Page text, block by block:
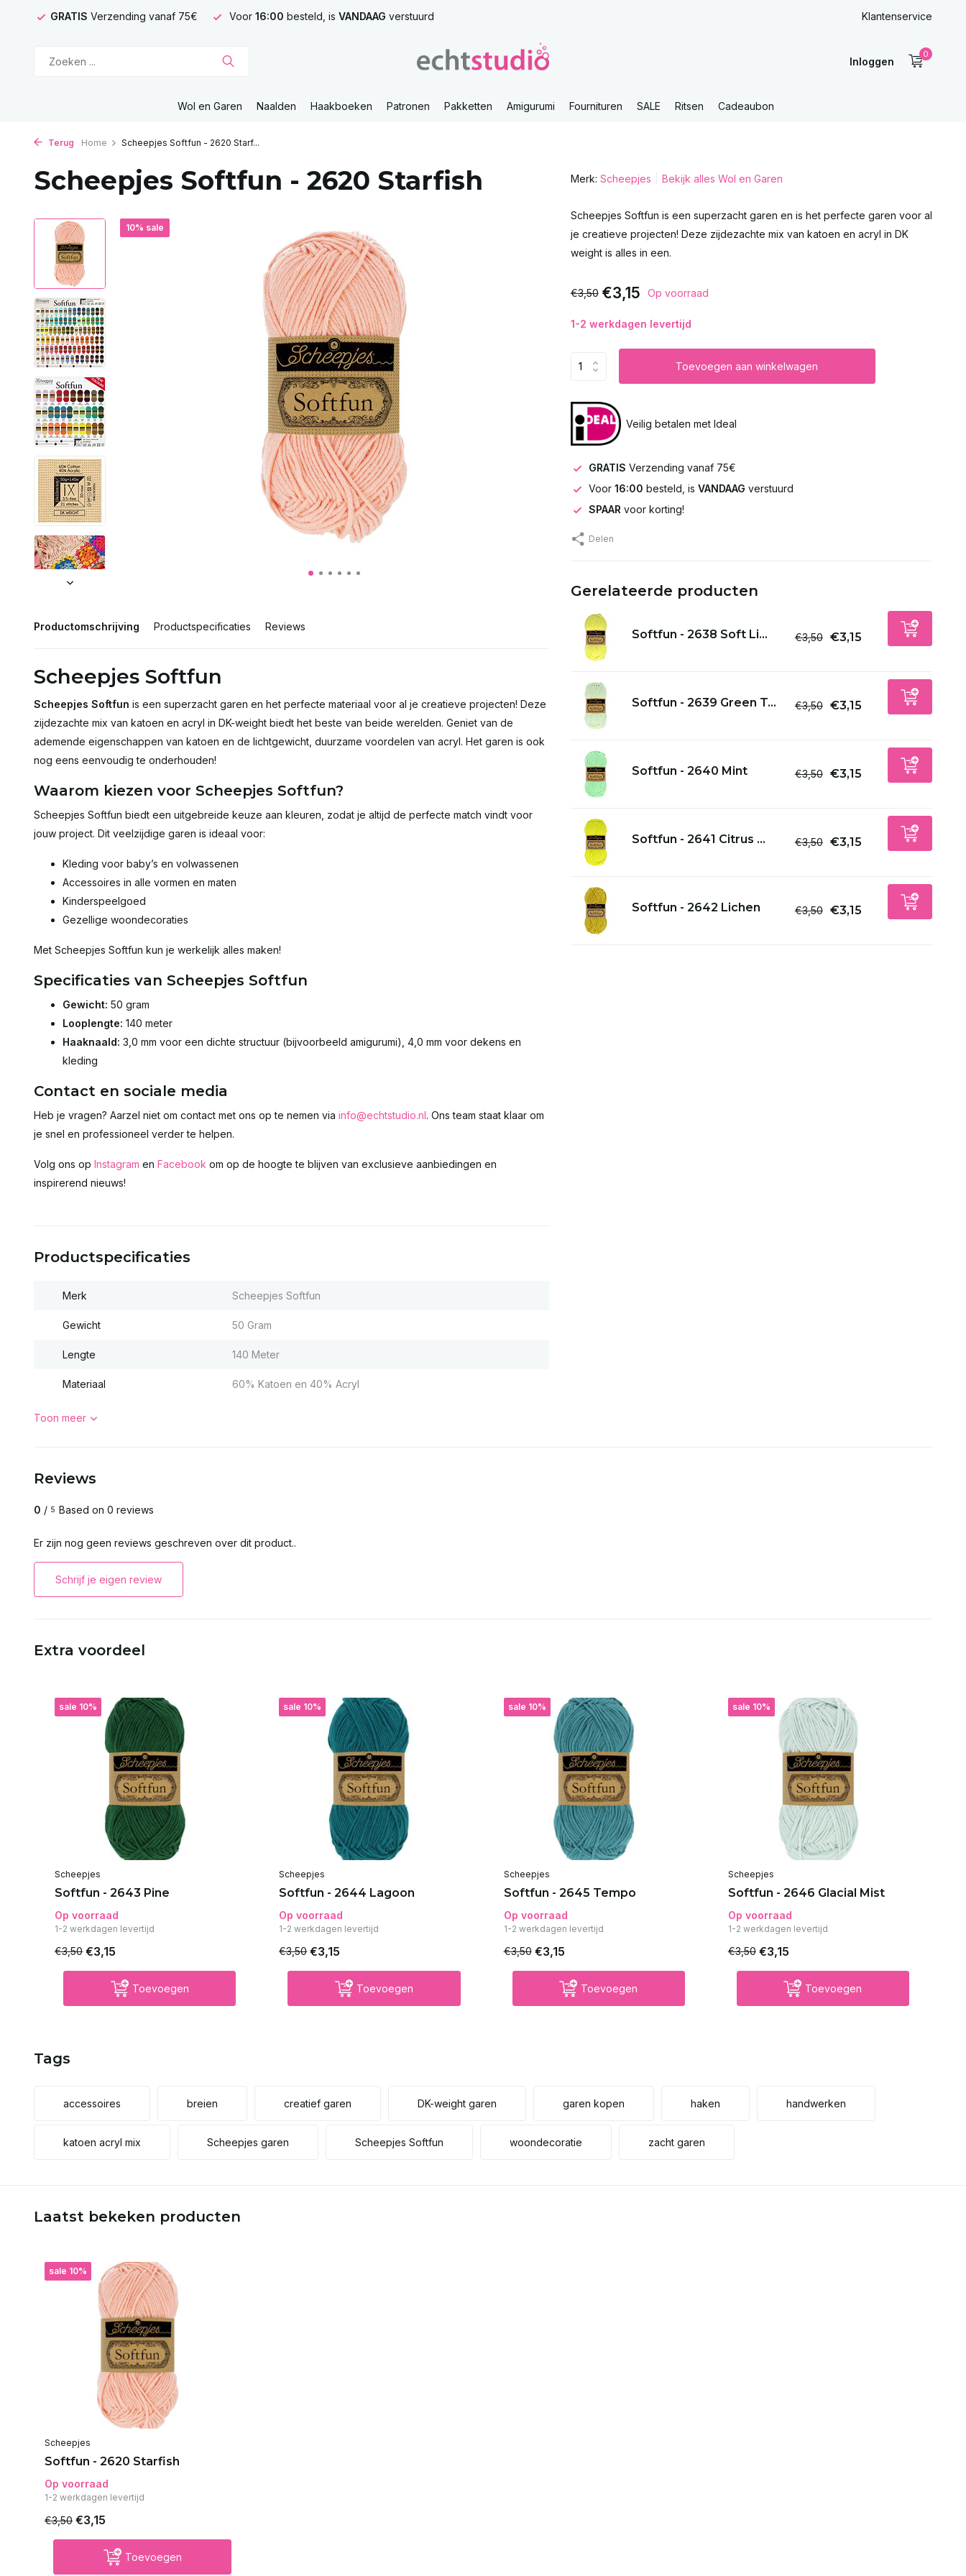
GRATIS Verzending vanaf 75€ Voor 16:00 besteld, is VANDAAG verstuurd Klantenservice
Inloggen
0
Wol en Garen Naalden Haakboeken Patronen Pakketten Amigurumi Fournituren SALE Ritsen Cadeaubon
Terug Home Scheepjes Softfun - 2620 Starf...
Scheepjes Softfun - 2620 Starfish
10% sale
Productomschrijving Productspecificaties Reviews
Scheepjes Softfun
Scheepjes Softfun is een superzacht garen en het perfecte materiaal voor al je creatieve projecten! Deze
zijdezachte mix van katoen en acryl in DK-weight biedt het beste van beide werelden. Geniet van de
ademende eigenschappen van katoen en de lichtgewicht, duurzame voordelen van acryl. Het garen is ook
nog eens eenvoudig te onderhouden!
Waarom kiezen voor Scheepjes Softfun?
Scheepjes Softfun biedt een uitgebreide keuze aan kleuren, zodat je altijd de perfecte match vindt voor
jouw project. Dit veelzijdige garen is ideaal voor:
Kleding voor baby’s en volwassenen
Accessoires in alle vormen en maten
Kinderspeelgoed
Gezellige woondecoraties
Met Scheepjes Softfun kun je werkelijk alles maken!
Specificaties van Scheepjes Softfun
Gewicht: 50 gram
Looplengte: 140 meter
Haaknaald: 3,0 mm voor een dichte structuur (bijvoorbeeld amigurumi), 4,0 mm voor dekens en
kleding
Contact en sociale media
Heb je vragen? Aarzel niet om contact met ons op te nemen via info@echtstudio.nl. Ons team staat klaar om
je snel en professioneel verder te helpen.
Volg ons op Instagram en Facebook om op de hoogte te blijven van exclusieve aanbiedingen en
inspirerend nieuws!
Productspecificaties
Merk Scheepjes Softfun
Gewicht 50 Gram
Lengte 140 Meter
Materiaal 60% Katoen en 40% Acryl
Toon meer
Merk: Scheepjes Bekijk alles Wol en Garen
Scheepjes Softfun is een superzacht garen en is het perfecte garen voor al
je creatieve projecten! Deze zijdezachte mix van katoen en acryl in DK
weight is alles in een.
€3,50 €3,15 Op voorraad
1-2 werkdagen levertijd
Toevoegen aan winkelwagen
Veilig betalen met Ideal
GRATIS Verzending vanaf 75€
Voor 16:00 besteld, is VANDAAG verstuurd
SPAAR voor korting!
Delen
Gerelateerde producten
Softfun - 2638 Soft Li... €3,50 €3,15
Softfun - 2639 Green T... €3,50 €3,15
Softfun - 2640 Mint €3,50 €3,15
Softfun - 2641 Citrus ... €3,50 €3,15
Softfun - 2642 Lichen €3,50 €3,15
Reviews
0 / 5 Based on 0 reviews
Er zijn nog geen reviews geschreven over dit product..
Schrijf je eigen review
Extra voordeel
sale 10%
Scheepjes
Softfun - 2643 Pine
Op voorraad
1-2 werkdagen levertijd
€3,50 €3,15
Toevoegen
sale 10%
Scheepjes
Softfun - 2644 Lagoon
Op voorraad
1-2 werkdagen levertijd
€3,50 €3,15
Toevoegen
sale 10%
Scheepjes
Softfun - 2645 Tempo
Op voorraad
1-2 werkdagen levertijd
€3,50 €3,15
Toevoegen
sale 10%
Scheepjes
Softfun - 2646 Glacial Mist
Op voorraad
1-2 werkdagen levertijd
€3,50 €3,15
Toevoegen
Tags
accessoires breien creatief garen DK-weight garen garen kopen haken handwerken
katoen acryl mix Scheepjes garen Scheepjes Softfun woondecoratie zacht garen
Laatst bekeken producten
sale 10%
Scheepjes
Softfun - 2620 Starfish
Op voorraad
1-2 werkdagen levertijd
€3,50 €3,15
Toevoegen